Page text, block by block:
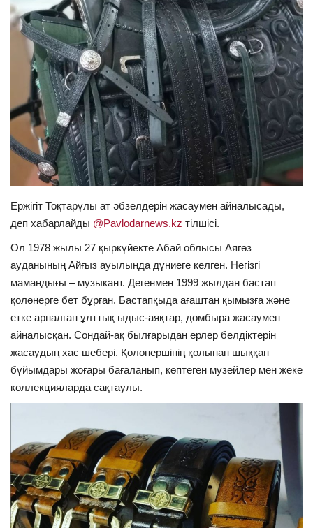
ОЙЫН-САУЫҚ
АРНАЙЫ ЖОБА
OFFICIAL
Құрылтай
Тілді тандаңыз
Ержігіт Тоқтарұлы ат әбзелдерін жасаумен айналысады,
деп хабарлайды @Pavlodarnews.kz тілшісі.
Ол 1978 жылы 27 қыркүйекте Абай облысы Аягөз
ауданының Айғыз ауылында дүниеге келген. Негізгі
мамандығы – музыкант. Дегенмен 1999 жылдан бастап
қолөнерге бет бұрған. Бастапқыда ағаштан қымызға және
етке арналған ұлттық ыдыс-аяқтар, домбыра жасаумен
айналысқан. Сондай-ақ былғарыдан ерлер белдіктерін
жасаудың хас шебері. Қолөнершінің қолынан шыққан
бұйымдары жоғары бағаланып, көптеген музейлер мен жеке
коллекцияларда сақтаулы.